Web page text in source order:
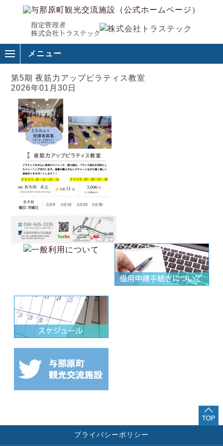
メニュー
第5期 夜筋力アップピラティス教室
2026年01月30日
プライバシーポリシー